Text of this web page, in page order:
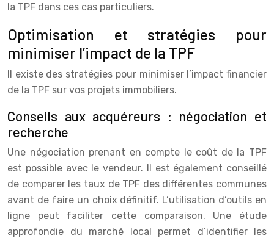
la TPF dans ces cas particuliers.
Optimisation et stratégies pour
minimiser l’impact de la TPF
Il existe des stratégies pour minimiser l’impact financier
de la TPF sur vos projets immobiliers.
Conseils aux acquéreurs : négociation et
recherche
Une négociation prenant en compte le coût de la TPF
est possible avec le vendeur. Il est également conseillé
de comparer les taux de TPF des différentes communes
avant de faire un choix définitif. L’utilisation d’outils en
ligne peut faciliter cette comparaison. Une étude
approfondie du marché local permet d’identifier les